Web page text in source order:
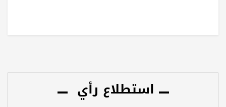
استطلاع رأي